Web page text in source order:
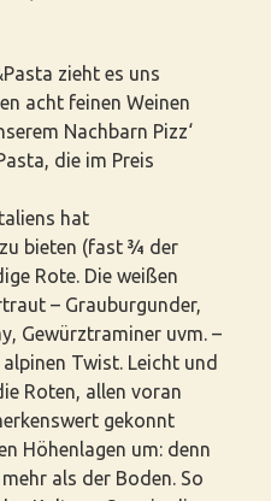
zieht es uns
acht feinen Weinen
Nachbarn Pizz‘
die im Preis
hat
bieten (fast ¾ der
Rote. Die weißen
– Grauburgunder,
Gewürztraminer uvm. –
Twist. Leicht und
Roten, allen voran
gekonnt
Höhenlagen um: denn
als der Boden. So